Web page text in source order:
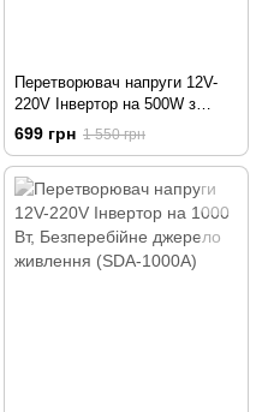
Перетворювач напруги 12V-
220V Інвертор на 500W з
модифікованим синусом
(SDA-500A)
699 грн 1 550 грн